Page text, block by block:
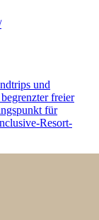
und
freier
für
Resort-